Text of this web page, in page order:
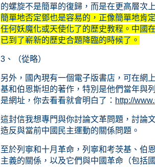
的螺旋不是簡單的復歸，而是在更高層次
簡單地否定鄧也是容易的，正像簡單地肯
任何妖魔化或天使化了的歷史教程。中國
已到了嶄新的歷史合題降臨的時候了。
3、（從略）
另外，國內現有一個電子版書店，可在網
基和伯恩斯坦的著作，特別是他們當年與
是網址，你去看看就會明白了： http://
這封信我想專門與你討論文革問題，討論
造反與當前中國民主運動的關係問題。
至於列寧和十月革命，列寧和考茨基、伯
主義的關係，以及它們與中國革命（包括